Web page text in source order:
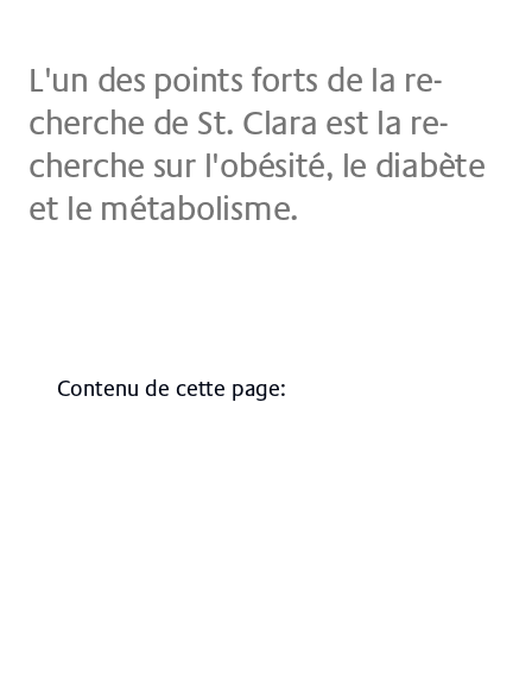
L'un des points forts de la re­
cher­che de St. Cla­ra est la re­
cher­che sur l'o­bé­sité, le dia­bète
et le mé­ta­bo­lis­me.
Contenu de cette page: